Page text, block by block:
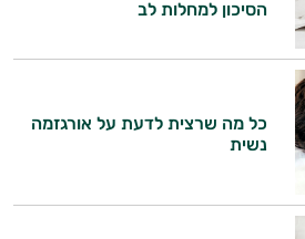
הסיכון למחלות לב
כל מה שרצית לדעת על אורגזמה
נשית
תוצאות גם בחיי היום
והספורט.
עבורך המלצות
מדעית.
אוכל לעזור?